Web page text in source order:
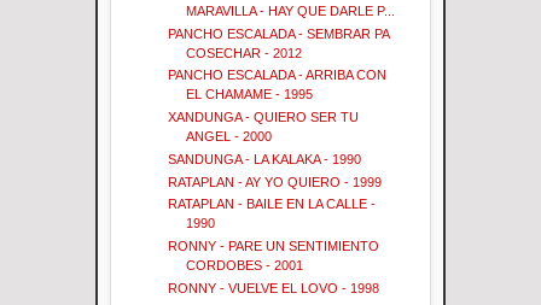
MARAVILLA - HAY QUE DARLE P...
PANCHO ESCALADA - SEMBRAR PA
COSECHAR - 2012
PANCHO ESCALADA - ARRIBA CON
EL CHAMAME - 1995
XANDUNGA - QUIERO SER TU
ANGEL - 2000
SANDUNGA - LA KALAKA - 1990
RATAPLAN - AY YO QUIERO - 1999
RATAPLAN - BAILE EN LA CALLE -
1990
RONNY - PARE UN SENTIMIENTO
CORDOBES - 2001
RONNY - VUELVE EL LOVO - 1998